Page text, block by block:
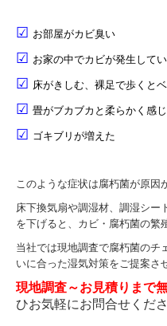
☑ お部屋がカビ臭い
☑ お家の中でカビが発生して
☑ 床がきしむ、裸足で歩くと
☑ 畳がブカブカと柔らかく感じ
☑ ゴキブリが増えた
このような症状は腐朽菌が原因
床下換気扇や調湿材、 調湿シー
を下げると、カビ・腐朽菌の繁
当社では現地調査で腐朽菌のチ
いに合った湿気対策をご提案さ
現地調査～お見積りまで
ひお気軽にお問合せくだ